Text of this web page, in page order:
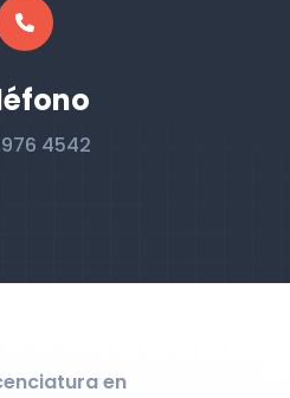
4542
en